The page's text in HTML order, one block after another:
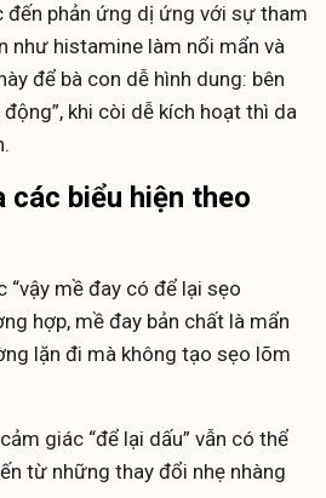
đến phản ứng dị ứng với sự tham
như histamine làm nổi mẩn và
để bà con dễ hình dung: bên
khi còi dễ kích hoạt thì da
các biểu hiện theo
“vậy mề đay có để lại sẹo
hợp, mề đay bản chất là mẩn
lặn đi mà không tạo sẹo lõm
giác “để lại dấu” vẫn có thể
từ những thay đổi nhẹ nhàng